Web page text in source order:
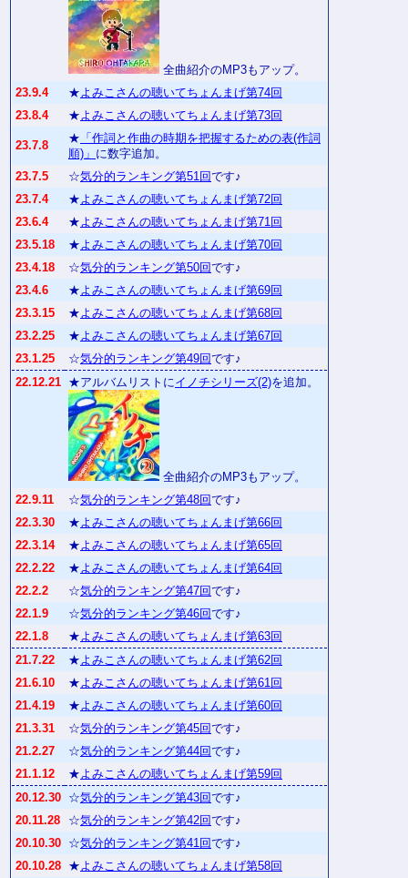
全曲紹介のMP3もアップ。
23.9.4
★よみこさんの聴いてちょんまげ第74回
23.8.4
★よみこさんの聴いてちょんまげ第73回
23.7.8
★ 「作詞と作曲の時期を把握するための表(作詞
順)」 に数字追加。
23.7.5
☆気分的ランキング第51回です♪
23.7.4
★よみこさんの聴いてちょんまげ第72回
23.6.4
★よみこさんの聴いてちょんまげ第71回
23.5.18
★よみこさんの聴いてちょんまげ第70回
23.4.18
☆気分的ランキング第50回です♪
23.4.6
★よみこさんの聴いてちょんまげ第69回
23.3.15
★よみこさんの聴いてちょんまげ第68回
23.2.25
★よみこさんの聴いてちょんまげ第67回
23.1.25
☆気分的ランキング第49回です♪
22.12.21 ★アルバムリストにイノチシリーズ(2)を追加。
全曲紹介のMP3もアップ。
22.9.11
☆気分的ランキング第48回です♪
22.3.30
★よみこさんの聴いてちょんまげ第66回
22.3.14
★よみこさんの聴いてちょんまげ第65回
22.2.22
★よみこさんの聴いてちょんまげ第64回
22.2.2
☆気分的ランキング第47回です♪
22.1.9
☆気分的ランキング第46回です♪
22.1.8
★よみこさんの聴いてちょんまげ第63回
21.7.22
★よみこさんの聴いてちょんまげ第62回
21.6.10
★よみこさんの聴いてちょんまげ第61回
21.4.19
★よみこさんの聴いてちょんまげ第60回
21.3.31
☆気分的ランキング第45回です♪
21.2.27
☆気分的ランキング第44回です♪
21.1.12
★よみこさんの聴いてちょんまげ第59回
20.12.30 ☆気分的ランキング第43回です♪
20.11.28
☆気分的ランキング第42回です♪
20.10.30 ☆気分的ランキング第41回です♪
20.10.28 ★よみこさんの聴いてちょんまげ第58回